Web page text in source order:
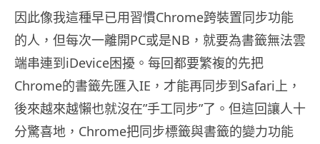
因此像我這種早已用習慣Chrome跨裝置同步功能
的人，但每次一離開PC或是NB，就要為書籤無法雲
端串連到iDevice困擾。每回都要繁複的先把
Chrome的書籤先匯入IE，才能再同步到Safari上，
後來越來越懶也就沒在”手工同步”了。但這回讓人十
分驚喜地，Chrome把同步標籤與書籤的變力功能